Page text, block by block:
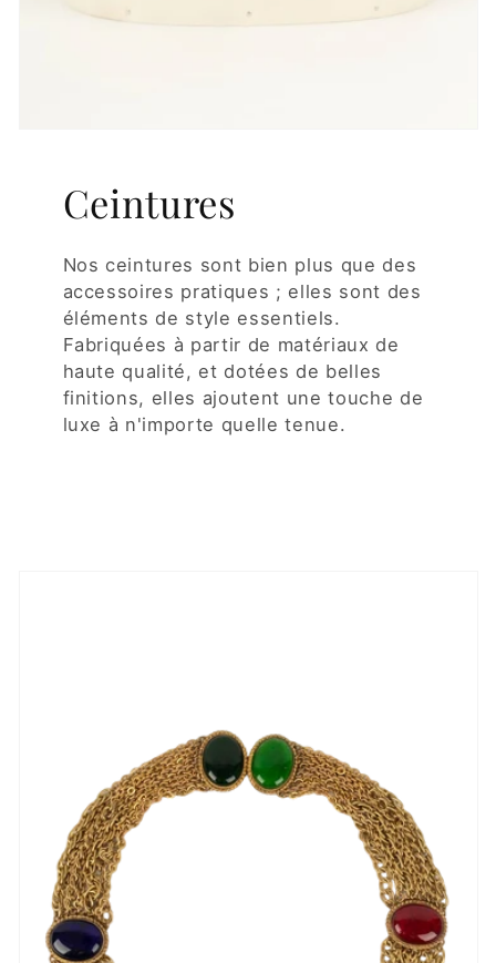
Ceintures
Nos ceintures sont bien plus que des
accessoires pratiques ; elles sont des
éléments de style essentiels.
Fabriquées à partir de matériaux de
haute qualité, et dotées de belles
finitions, elles ajoutent une touche de
luxe à n'importe quelle tenue.